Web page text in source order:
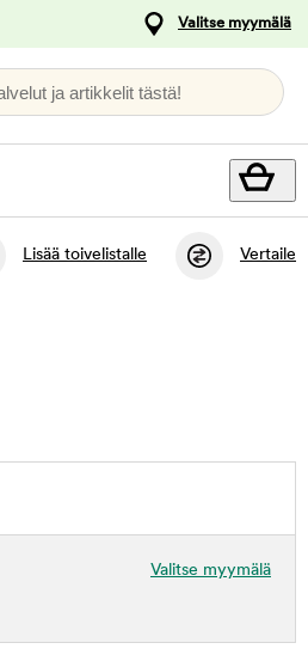
Valitse myymälä
ja artikkelit tästä!
Lisää toivelistalle Vertaile
Valitse myymälä